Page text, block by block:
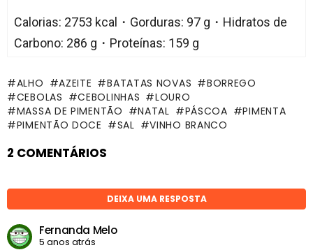
Calorias: 2753 kcal・Gorduras: 97 g・Hidratos de
Carbono: 286 g・Proteínas: 159 g
ALHO AZEITE BATATAS NOVAS
BORREGO
CEBOLAS
CEBOLINHAS
LOURO
MASSA DE PIMENTÃO
NATAL PÁSCOA
PIMENTA
PIMENTÃO DOCE
SAL VINHO BRANCO
2 COMENTÁRIOS
DEIXA UMA RESPOSTA
Fernanda Melo
5 anos atrás